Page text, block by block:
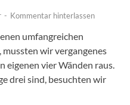
- Kommentar hinterlassen
umfangreichen
wir vergangenes
eigenen vier Wänden raus.
drei sind, besuchten wir